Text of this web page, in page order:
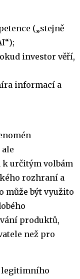
(„stejně
investor věří,
informací a
určitým volbám
rozhraní a
může být využito
produktů,
než pro
legitimního